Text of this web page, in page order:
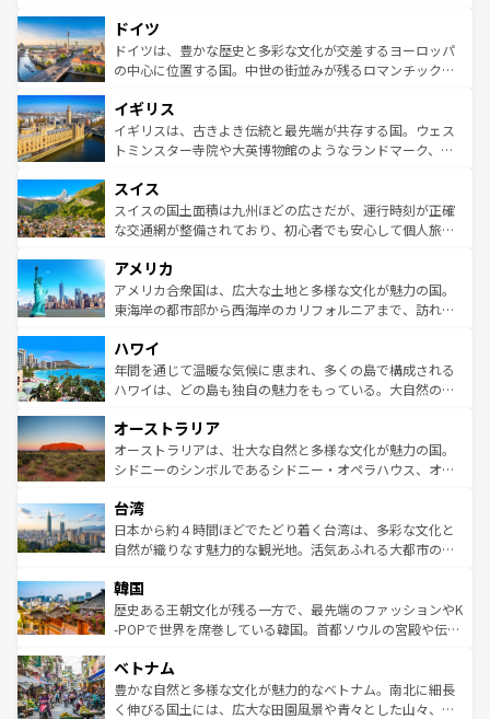
せる。地方によって風土や気候が異なるスペインはその個
性で訪れる人を魅了する。 なお、新着のスペイン情報は コ
ンテンツ一覧を参照してほしい。
で、幅広い魅力が詰まっている。華麗な宮殿、歴史的な大
聖堂、美しいビーチ、そして豊かな自然が、訪れる者を心
から魅了する。また、フランスは美食の国としても知ら
いる。シャンパンの発祥地であるランス、プロヴァンスの
香り高いラベンダー畑など、多彩な楽しみ方が可能だ。さ
らに、パリ以外の地域にも魅力が溢れており、どの街角に
れる地方に足を運ぶとそれぞれで全く異なる文化を体験で
きるだろう。 なお、新着のフランス情報はコンテンツ一覧
を参照してほしい。
ドイツ
ドイツは、豊かな歴史と多彩な文化が交差するヨーロッパ
の中心に位置する国。中世の街並みが残るロマンチック街
顔を持つこの国は、どこを歩いても飽きることがない。ベ
ルリンの文化的活気、バイエルン州のアルプスの絶景、そ
してライン川沿いのワイン畑といった風景は必見。ビール
は、お酒好きな人にはぜひ体験してほしい。 なお、新着の
ドイツ情報はコンテンツ一覧を参照してほしい。
イギリス
イギリスは、古きよき伝統と最先端が共存する国。ウェス
トミンスター寺院や大英博物館のようなランドマーク、歴
リアごとに異なる魅力がある。また、優雅なアフタヌーン
ティー、ビール好きにはたまらない英国パブ、サッカー観
戦など、本場だからこそできる体験も豊富。イギリスを旅
ンツ一覧を参照してほしい。
スイス
スイスの国土面積は九州ほどの広さだが、運行時刻が正確
な交通網が整備されており、初心者でも安心して個人旅行
の建物がそのまま残る町や、スイスならではのユニークな
博物館もあり、アルプス観光だけでなく町歩きも満喫する
ことができる。国民の所得が高いため物価も高いが、旅行
ば市内交通費無料で観光を楽しむこともできる。 なお、新
着のスイス情報はコンテンツ一覧 を参照してほしい。
アメリカ
アメリカ合衆国は、広大な土地と多様な文化が魅力の国。
東海岸の都市部から西海岸のカリフォルニアまで、訪れる
のような巨大都市は、観光、ショッピング、エンターテイ
ンメントが詰まった刺激的なスポットだ。一方、アメリカ
西部には大自然が広がり、グランドキャニオンやイエロー
部のニューオーリンズでは、音楽と美食が融合した独特の
文化が魅力。旅行者はアメリカの各地域で異なる魅力を楽
しみながら、その多様性と豊かな歴史を感じることができ
ならではの贅沢な旅のスタイルだ。 なお、新着のアメリカ
情報はコンテンツ一覧を参照してほしい。
ハワイ
年間を通じて温暖な気候に恵まれ、多くの島で構成される
ハワイは、どの島も独自の魅力をもっている。大自然の神
ワイ島は見逃せない。また、定番の観光地といえばオアフ
島だが、静かな自然を求めるならマウイ島やカウアイ島が
おすすめ。エメラルドグリーンに輝く海をはじめ、豊かな
れるおもてなしの心で訪れる人々を迎えてくれるハワイの
人々、おいしいローカルフードやハワイアンミュージッ
ク、伝統的なフラダンスなど、すべてがハワイの魅力を彩
ワイを、存分に味わってほしい。 なお、新着のハワイ情報
はコンテンツ一覧を参照してほしい。
オーストラリア
オーストラリアは、壮大な自然と多様な文化が魅力の国。
シドニーのシンボルであるシドニー・オペラハウス、オー
リアリーフや大陸中央部にそびえるウルル（エアーズロッ
ク）、タスマニアの美しい原生林やケアンズの熱帯雨林な
ど、見どころがたくさん。また、カフェやワイン、オージ
いる。アクティビティも充実しており、サーフィンやダイ
ビング、ハイキングなど、アウトドア好きにはたまらな
い。オーストラリアの多彩な魅力を存分に味わいつくそ
参照してほしい。
台湾
日本から約４時間ほどでたどり着く台湾は、多彩な文化と
自然が織りなす魅力的な観光地。活気あふれる大都市の台
ン）、静ひつな山岳地帯である台湾東部など、都市の喧騒
と山間の静けさが共存しており、訪れる人に新しい発見と
驚きをもたらしてくれる。また、奥深い台湾の食文化も魅
容にもいいと評判のスイーツなど、バラエティ豊かな料理
が味わえる。 なお、新着の台湾情報は コンテンツ一覧を参
照してほしい。
韓国
歴史ある王朝文化が残る一方で、最先端のファッションやK
-POPで世界を席巻している韓国。首都ソウルの宮殿や伝統
き、地方に足を延ばせば四季折々の自然美を楽しむことが
できる。そして、キムチや焼肉、絶品のストリートフード
まで、さまざまな韓国料理が待っている。夜には、韓国な
ベトナム
豊かな自然と多様な文化が魅力的なベトナム。南北に細長
く伸びる国土には、広大な田園風景や青々とした山々、世